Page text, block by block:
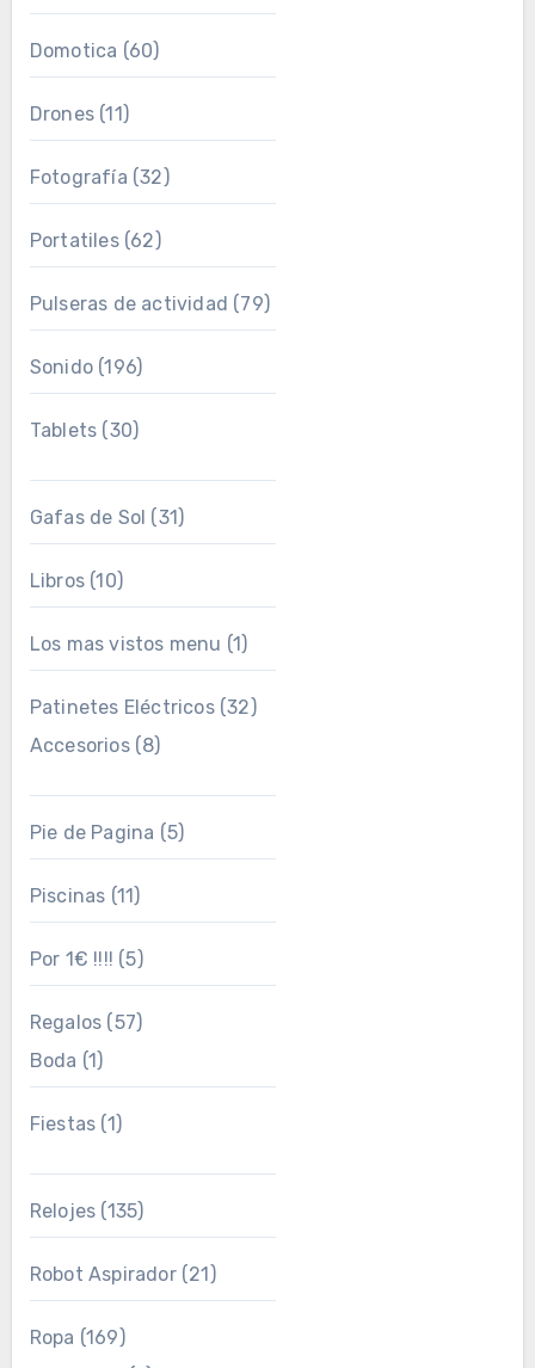
Domotica (60)
Drones(11)
Fotografía (32)
Portatiles(62)
Pulseras de actividad (79)
Sonido(196)
Tablets (30)
Gafas de Sol (31)
Libros(10)
Los mas vistos menu (1)
Patinetes Eléctricos(32)
Accesorios(8)
Pie de Pagina (5)
Piscinas (11)
Por 1€ !!!! (5)
Regalos (57)
Boda (1)
Fiestas (1)
Relojes (135)
Robot Aspirador(21)
Ropa (169)